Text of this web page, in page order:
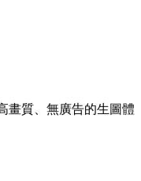
畫質、無廣告的生圖體